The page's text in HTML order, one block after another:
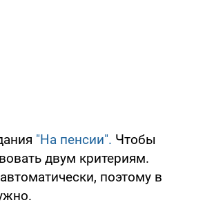
"На пенсии". Чтобы
двум критериям.
поэтому в